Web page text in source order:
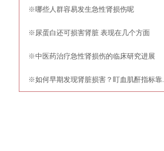
※哪些人群容易发生急性肾损伤呢
※ 尿蛋白还可损害肾脏 表现在几个方面
※中医药治疗急性肾损伤的临床研究进展
※如何早期发现肾脏损害？盯血肌酐指标靠...